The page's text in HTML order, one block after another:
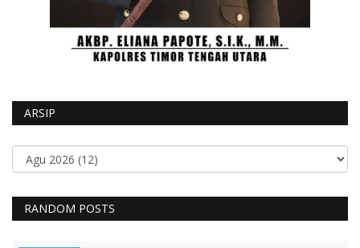
ARSIP
RANDOM POSTS